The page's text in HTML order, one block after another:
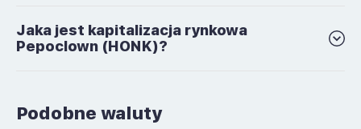
Jaka jest kapitalizacja rynkowa
Pepoclown (HONK)?
Podobne waluty